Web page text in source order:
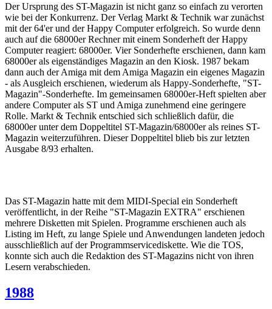
Der Ursprung des ST-Magazin ist nicht ganz so einfach zu verorten
wie bei der Konkurrenz. Der Verlag Markt & Technik war zunächst
mit der 64'er und der Happy Computer erfolgreich. So wurde denn
auch auf die 68000er Rechner mit einem Sonderheft der Happy
Computer reagiert: 68000er. Vier Sonderhefte erschienen, dann kam
68000er als eigenständiges Magazin an den Kiosk. 1987 bekam
dann auch der Amiga mit dem Amiga Magazin ein eigenes Magazin
- als Ausgleich erschienen, wiederum als Happy-Sonderhefte, "ST-
Magazin"-Sonderhefte. Im gemeinsamen 68000er-Heft spielten aber
andere Computer als ST und Amiga zunehmend eine geringere
Rolle. Markt & Technik entschied sich schließlich dafür, die
68000er unter dem Doppeltitel ST-Magazin/68000er als reines ST-
Magazin weiterzuführen. Dieser Doppeltitel blieb bis zur letzten
Ausgabe 8/93 erhalten.
Das ST-Magazin hatte mit dem MIDI-Special ein Sonderheft
veröffentlicht, in der Reihe "ST-Magazin EXTRA" erschienen
mehrere Disketten mit Spielen. Programme erschienen auch als
Listing im Heft, zu lange Spiele und Anwendungen landeten jedoch
ausschließlich auf der Programmservicediskette. Wie die TOS,
konnte sich auch die Redaktion des ST-Magazins nicht von ihren
Lesern verabschieden.
1988